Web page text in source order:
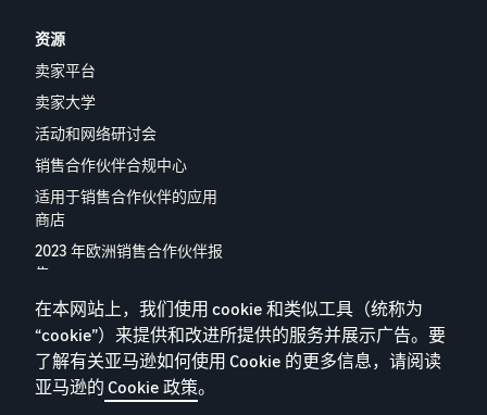
资源
卖家平台
卖家大学
活动和网络研讨会
销售合作伙伴合规中心
适用于销售合作伙伴的应用
商店
2023 年欧洲销售合作伙伴报
告
联系我们
隐私政策
在本网站上，我们使用 cookie 和类似工具（统称为
“cookie”）来提供和改进所提供的服务并展示广告。要
了解有关亚马逊如何使用 Cookie 的更多信息，请阅读
亚马逊的 Cookie 政策。